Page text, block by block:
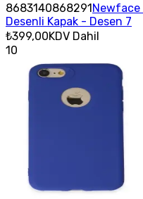
8683140868291Newface
Desenli Kapak - Desen 7
₺399,00KDV Dahil
10